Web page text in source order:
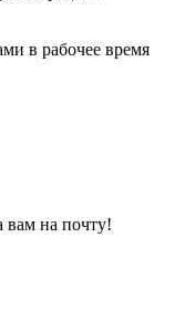
в рабочее время
вам на почту!